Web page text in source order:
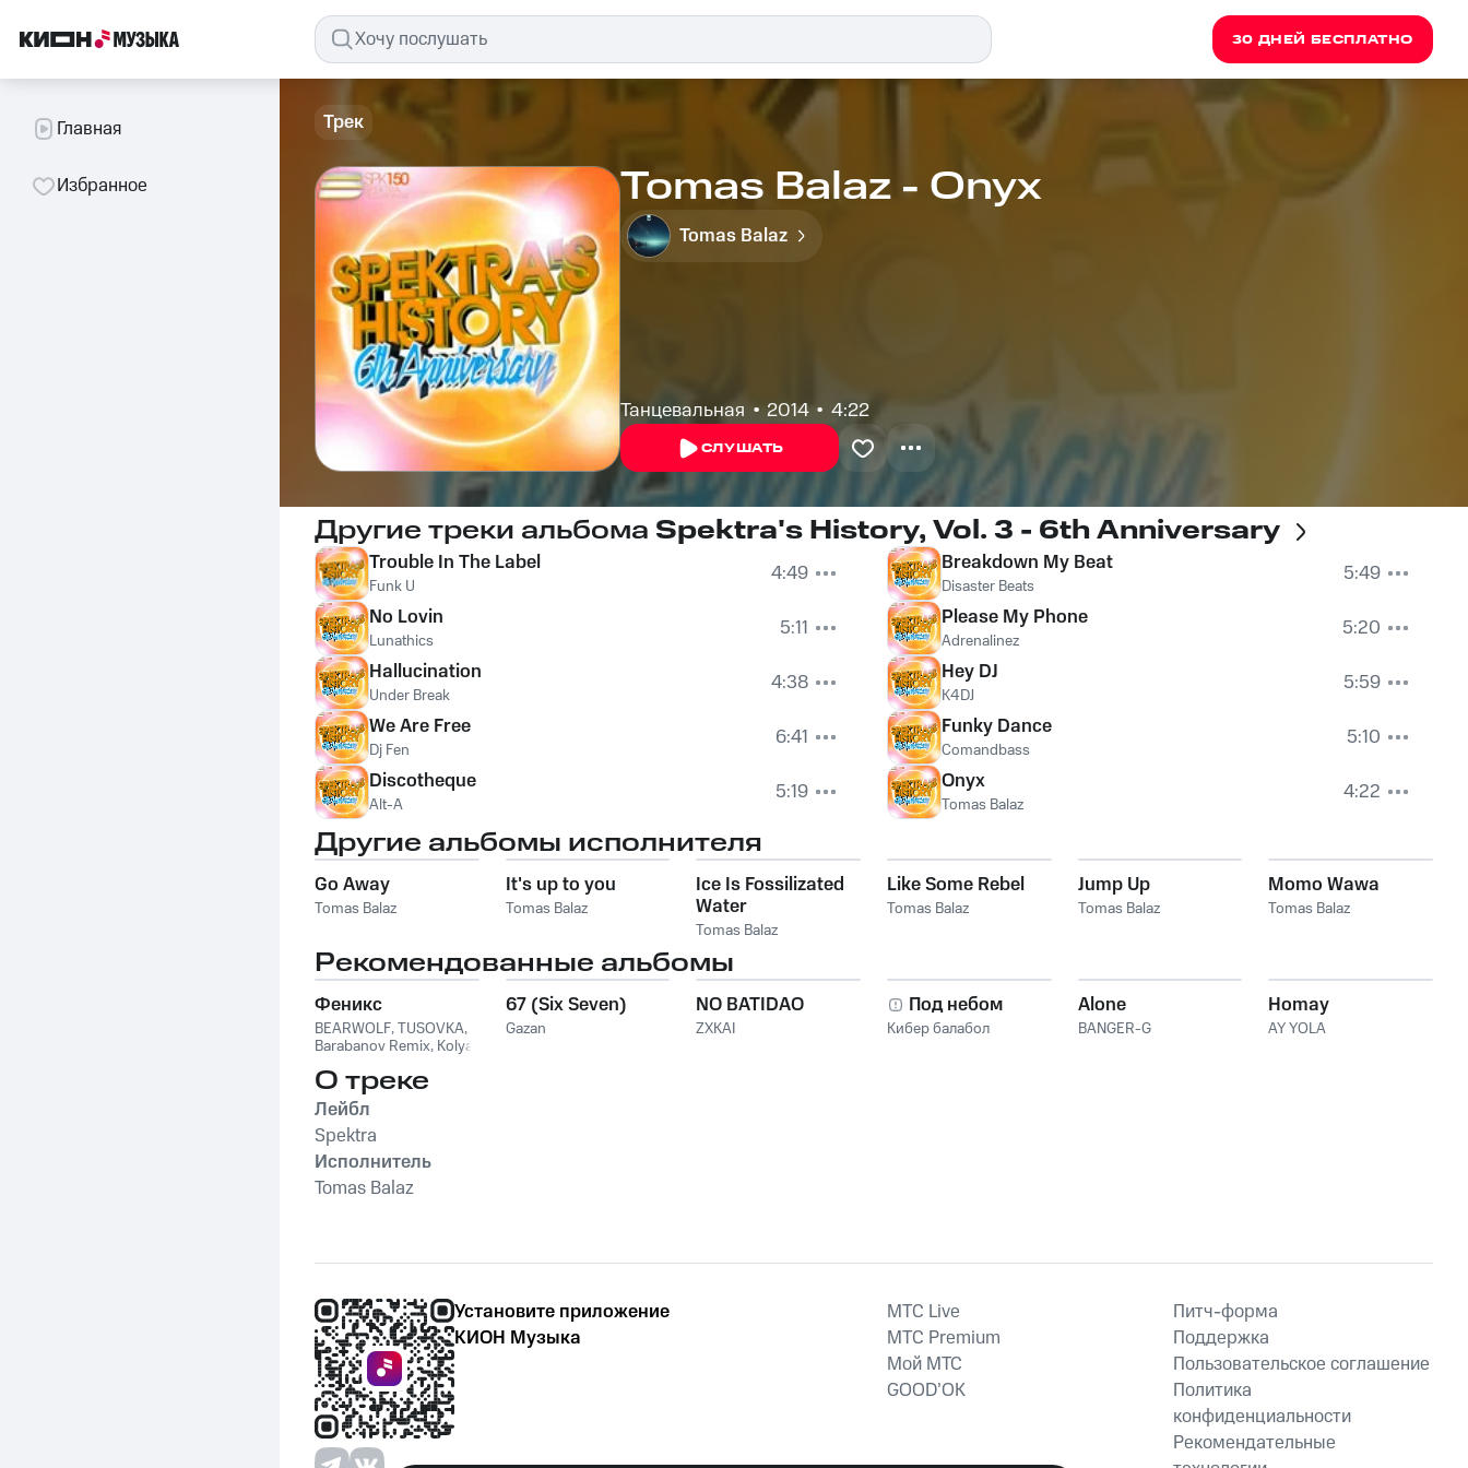
30 ДНЕЙ БЕСПЛАТНО
Главная
Избранное
Трек
Tomas Balaz - Onyx
Tomas Balaz
Танцевальная 2014 4:22
СЛУШАТЬ
Другие треки альбома Spektra's History, Vol. 3 - 6th Anniversary
Trouble In The Label
Funk U
4:49
No Lovin
Lunathics
5:11
Hallucination
Under Break
4:38
We Are Free
Dj Fen
6:41
Discotheque
Alt-A 5:19
Breakdown My Beat
Disaster Beats
5:49
Please My Phone
Adrenalinez
5:20
Hey DJ
K4DJ
5:59
Funky Dance
Comandbass
5:10
Onyx
Tomas Balaz 4:22
Другие альбомы исполнителя
Go Away
Tomas Balaz
It's up to you
Tomas Balaz
Ice Is Fossilizated
Water
Tomas Balaz
Like Some Rebel
Tomas Balaz
Jump Up
Tomas Balaz
Momo Wawa
Tomas Balaz
Рекомендованные альбомы
Феникс
BEARWOLF,TUSOVKA,
Barabanov Remix, Kolya
67 (Six Seven)
Gazan
NO BATIDAO
ZXKAI
Под небом
Кибер балабол
Alone
BANGER-G
Homay
AY YOLA
О треке
Лейбл
Spektra
Исполнитель
Tomas Balaz
Установите приложение
КИОН Музыка
MTС Live
MTС Premium
Мой МТС
GOOD’OK
Питч-форма
Поддержка
Пользовательское соглашение
Политика
конфиденциальности
Рекомендательные